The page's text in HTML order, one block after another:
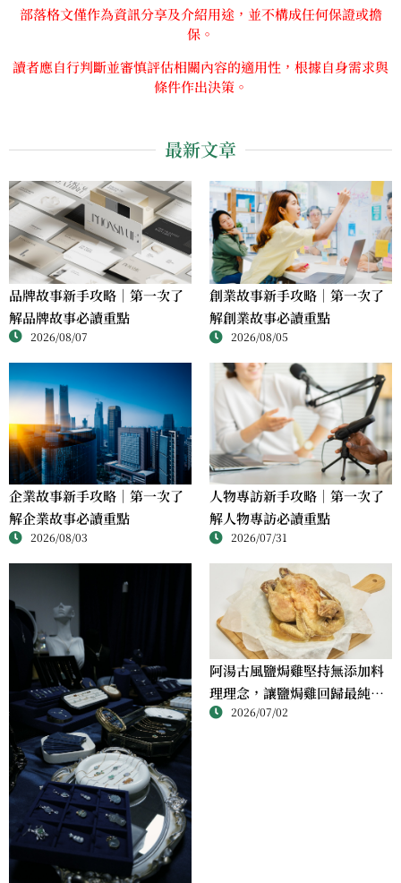
部落格文僅作為資訊分享及介紹用途，並不構成任何保證或擔
保。
讀者應自行判斷並審慎評估相關內容的適用性，根據自身需求與
條件作出決策。
最新文章
品牌故事新手攻略｜第一次了
解品牌故事必讀重點
2026/08/07
創業故事新手攻略｜第一次了
解創業故事必讀重點
2026/08/05
企業故事新手攻略｜第一次了
解企業故事必讀重點
2026/08/03
人物專訪新手攻略｜第一次了
解人物專訪必讀重點
2026/07/31
阿湯古風鹽焗雞堅持無添加料
理理念，讓鹽焗雞回歸最純粹
的風味2026/07/02